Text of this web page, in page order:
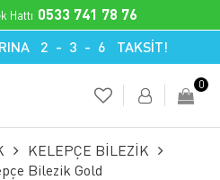
2 - 3 - 6 TAKSİT!
Hattı 0533 741 78 76
0
KELEPÇE BİLEZİK
Bilezik Gold